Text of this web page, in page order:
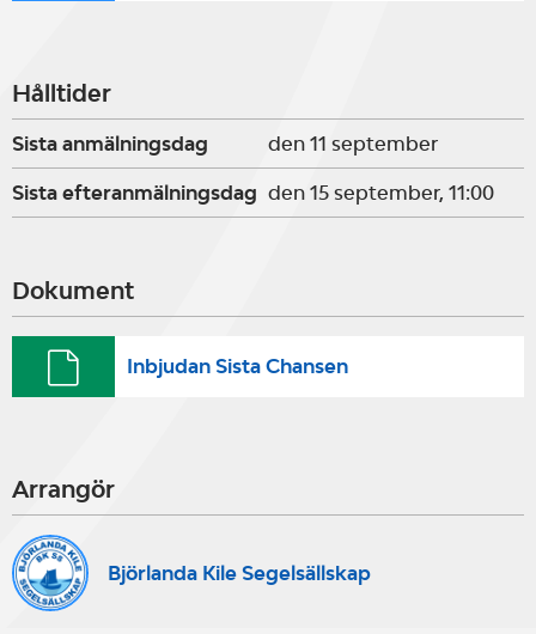
Hålltider
Sista anmälningsdag den 11 september
Sista efteranmälningsdag den 15 september, 11:00
Dokument
Inbjudan Sista Chansen
Arrangör
Björlanda Kile Segelsällskap